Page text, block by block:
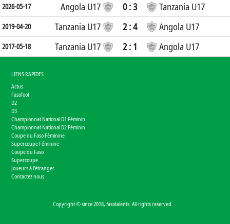
2026-05-17 Angola U17 0 : 3 Tanzania U17
2019-04-20 Tanzania U17 2 : 4 Angola U17
2017-05-18 Tanzania U17 2 : 1 Angola U17
LIENS RAPIDES
Actus
Fasofoot
D2
D3
Championnat National D1 Féminin
Championnat National D2 Féminin
Coupe du Faso Féminine
Supercoupe Féminine
Coupe du Faso
Supercoupe
Joueurs à l'étranger
Contactez nous
Copyright © since 2018, fasotalents. All rights reserved.